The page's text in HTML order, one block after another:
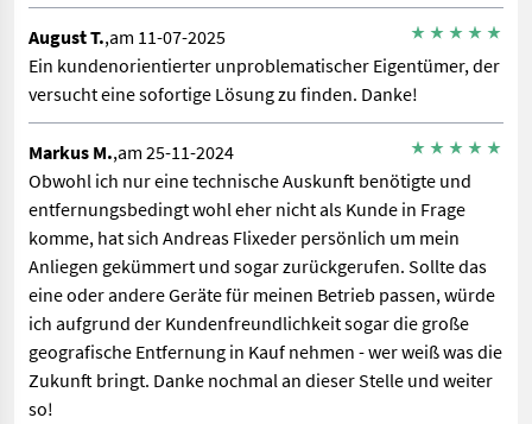
August T.,am 11-07-2025
Ein kundenorientierter unproblematischer Eigentümer, der
versucht eine sofortige Lösung zu finden. Danke!
Markus M.,am 25-11-2024
Obwohl ich nur eine technische Auskunft benötigte und
entfernungsbedingt wohl eher nicht als Kunde in Frage
komme, hat sich Andreas Flixeder persönlich um mein
Anliegen gekümmert und sogar zurückgerufen. Sollte das
eine oder andere Geräte für meinen Betrieb passen, würde
ich aufgrund der Kundenfreundlichkeit sogar die große
geografische Entfernung in Kauf nehmen - wer weiß was die
Zukunft bringt. Danke nochmal an dieser Stelle und weiter
so!